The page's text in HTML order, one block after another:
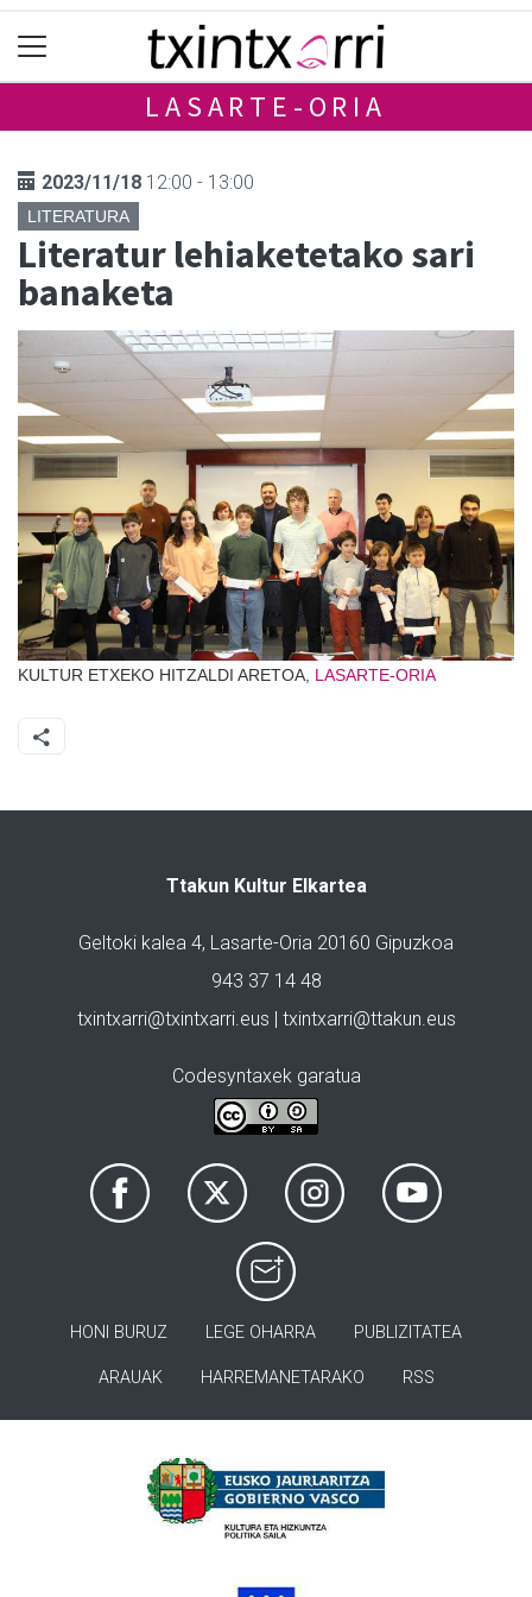
LASARTE-ORIA
2023/11/18 12:00 - 13:00
LITERATURA
Literatur lehiaketetako sari
banaketa
KULTUR ETXEKO HITZALDI ARETOA, LASARTE-ORIA
Ttakun Kultur Elkartea
Geltoki kalea 4, Lasarte-Oria 20160 Gipuzkoa
943 37 14 48
txintxarri@txintxarri.eus | txintxarri@ttakun.eus
Codesyntaxek garatua
HONI BURUZ LEGE OHARRA PUBLIZITATEA
ARAUAK HARREMANETARAKO RSS